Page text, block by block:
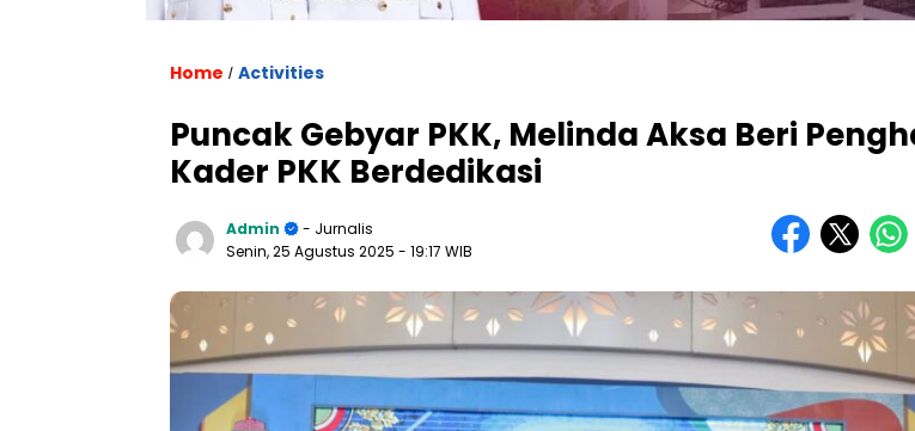
Home / Activities
Puncak Gebyar PKK, Melinda Aksa Beri
Kader PKK Berdedikasi
Admin
- Jurnalis
Senin, 25 Agustus 2025 - 19:17 WIB